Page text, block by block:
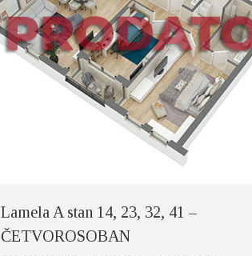
Lamela A stan 14, 23, 32, 41 –
ČETVOROSOBAN